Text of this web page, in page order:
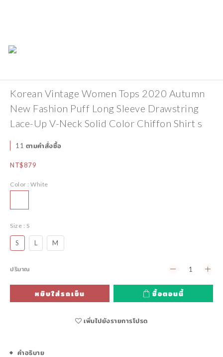
Korean Vintage Women Tops 2020 Autumn
New Fashion Puff Long Sleeve Drawstring
Lace-Up V-Neck Solid Color Chiffon Shirt s
11 ตามคำสั่งซื้อ
NT$879
Color : White
Size : S
S L M
ปริมาณ
หยิบใส่รถเข็น ซื้อตอนนี้
เพิ่มไปยังรายการโปรด
คำอธิบาย